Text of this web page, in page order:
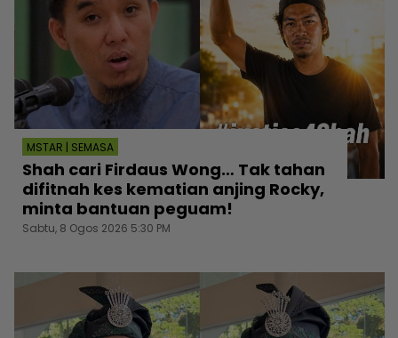
MSTAR | SEMASA
Shah cari Firdaus Wong… Tak tahan
difitnah kes kematian anjing Rocky,
minta bantuan peguam!
Sabtu, 8 Ogos 2026 5:30 PM